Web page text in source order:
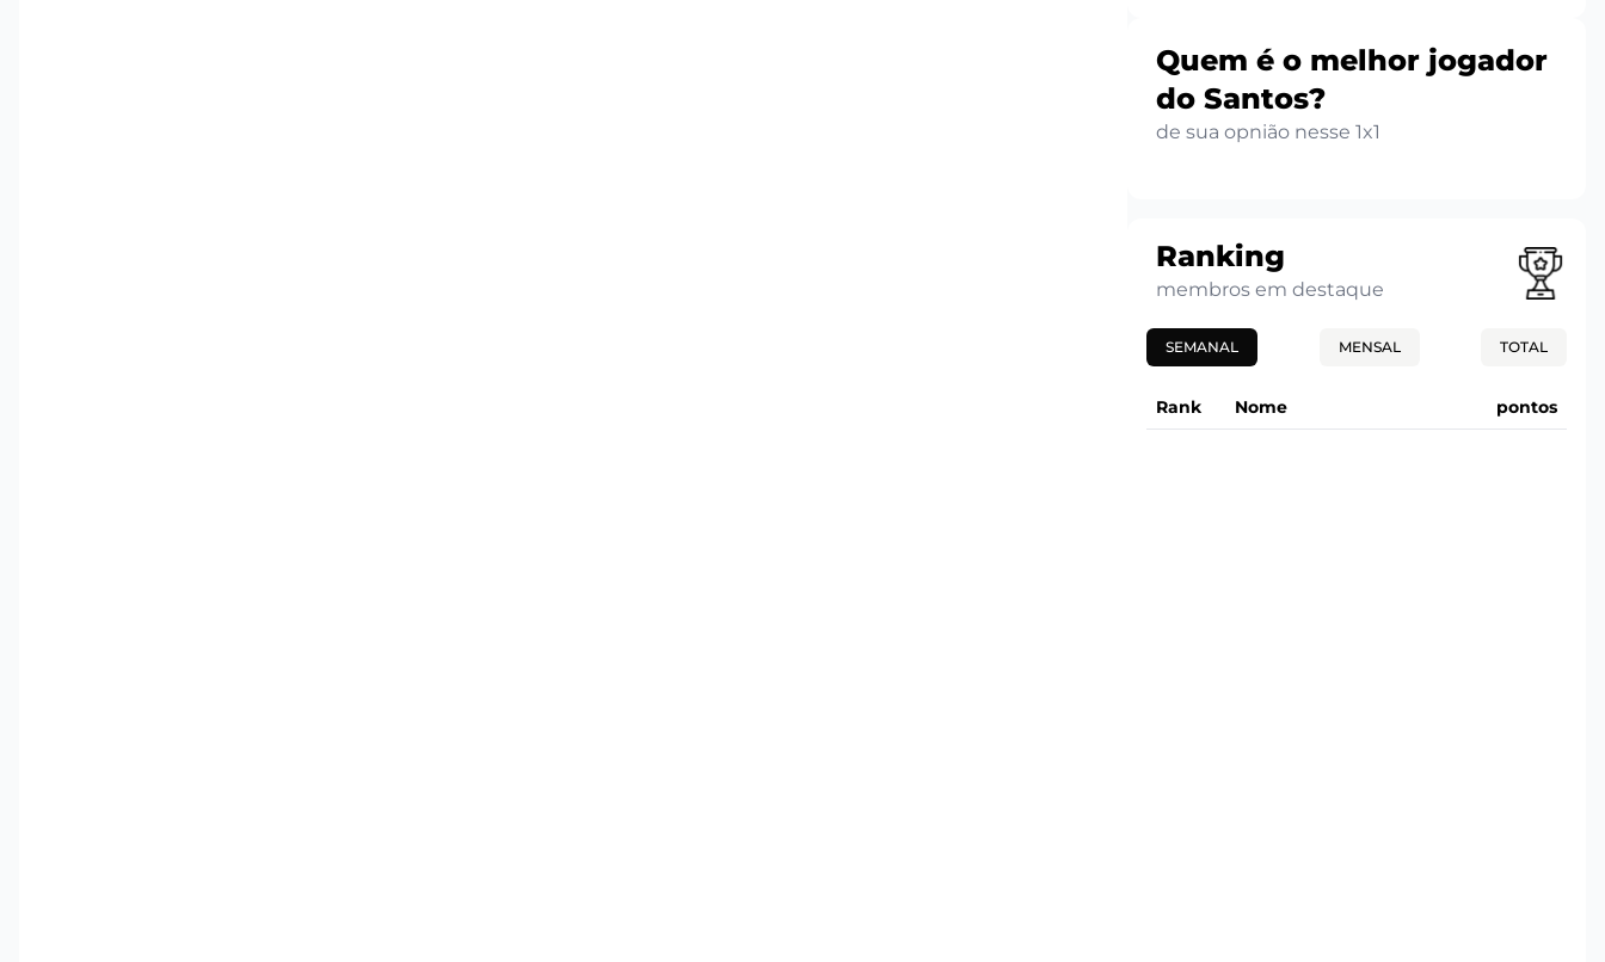
Quem é o melhor jogador
do Santos?
de sua opnião nesse 1x1
Ranking
membros em destaque
SEMANAL MENSAL TOTAL
Rank Nome pontos